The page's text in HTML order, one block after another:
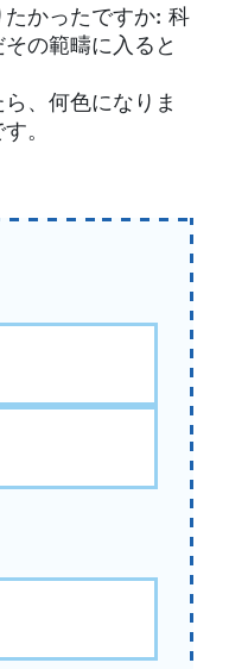
かったですか: 科
の範疇に入ると
、何色になりま
。